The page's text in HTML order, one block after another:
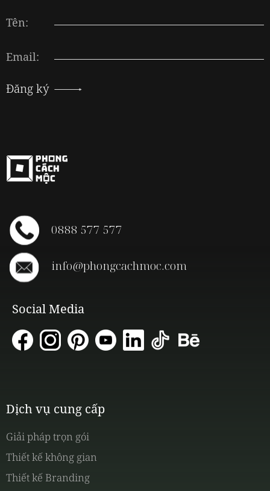
Tên:
Email:
Đăng ký
0888 577 577
info@phongcachmoc.com
Social Media
Dịch vụ cung cấp
Giải pháp trọn gói
Thiết kế không gian
Thiết kế Branding